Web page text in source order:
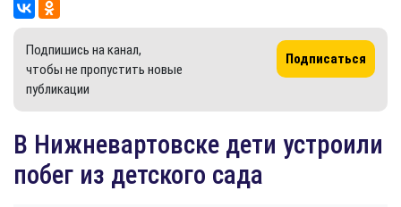
Подпишись на канал,
чтобы не пропустить новые
публикации
Подписаться
​В Нижневартовске дети устроили
побег из детского сада